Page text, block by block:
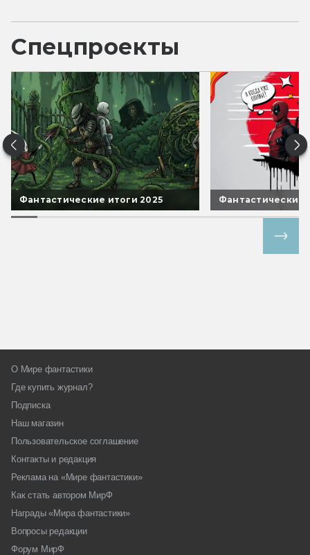
Спецпроекты
Фантастические итоги 2025 Фантастические
О Мире фантастики
Где купить журнал?
Подписка
Наш магазин
Пользовательское соглашение
Контакты и редакция
Реклама на «Мире фантастики»
Как стать автором МирФ
Награды «Мира фантастики»
Вопросы редакции
Форум МирФ